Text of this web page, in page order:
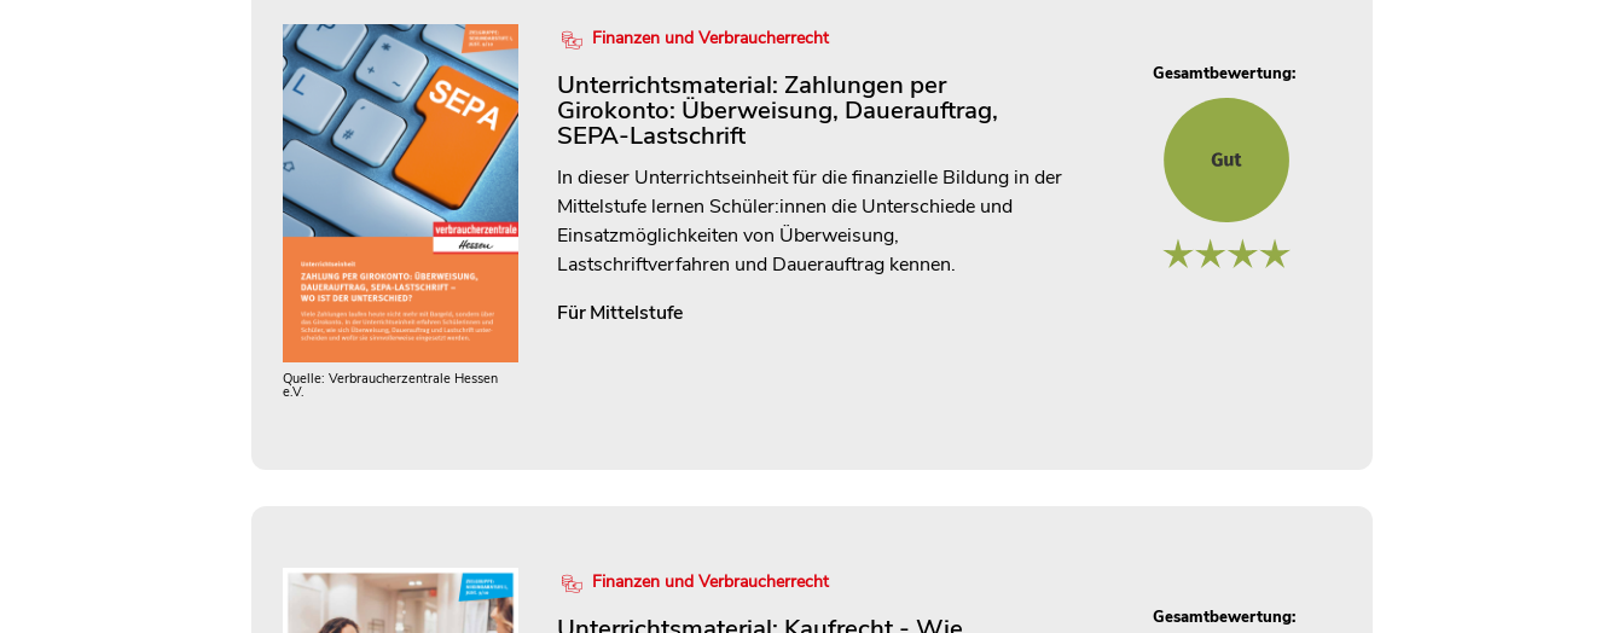
Quelle: Verbraucherzentrale Hessen
e.V.
Finanzen und Verbraucherrecht
Unterrichtsmaterial: Zahlungen per
Girokonto: Überweisung, Dauerauftrag,
SEPA-Lastschrift
In dieser Unterrichtseinheit für die finanzielle Bildung in der
Mittelstufe lernen Schüler:innen die Unterschiede und
Einsatzmöglichkeiten von Überweisung,
Lastschriftverfahren und Dauerauftrag kennen.
FürMittelstufe
Gesamtbewertung:
Finanzen und Verbraucherrecht
Gesamtbewertung: